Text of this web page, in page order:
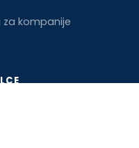
za kompanije